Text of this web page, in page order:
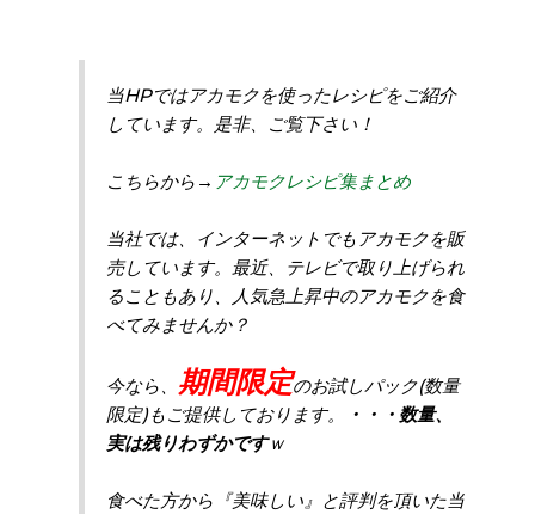
当HPではアカモクを使ったレシピをご紹介
しています。是非、ご覧下さい！
こちらから→ アカモクレシピ集まとめ
当社では、インターネットでもアカモクを販
売しています。最近、テレビで取り上げられ
ることもあり、人気急上昇中のアカモクを食
べてみませんか？
今なら、 期間限定のお試しパック(数量
限定)もご提供しております。
・・・数量、
実は残りわずかですｗ
食べた方から『美味しい』と評判を頂いた当